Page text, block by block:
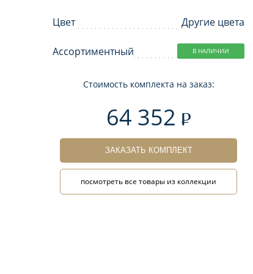
Цвет Другие цвета
Ассортиментный В НАЛИЧИИ
Стоимость комплекта на заказ:
64 352
ЗАКАЗАТЬ КОМПЛЕКТ
посмотреть все товары из коллекции